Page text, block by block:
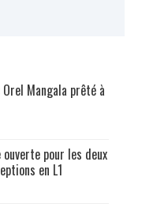
Mangala prêté à
pour les deux
en L1